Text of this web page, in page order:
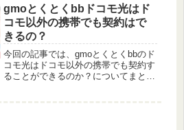
安いのか気になる方は是非読んでみて
くださいね。
gmoとくとくbbドコモ光はド
コモ以外の携帯でも契約はで
きるの？
今回の記事では、gmoとくとくbbのド
コモ光はドコモ以外の携帯でも契約す
ることができるのか？についてまとめ